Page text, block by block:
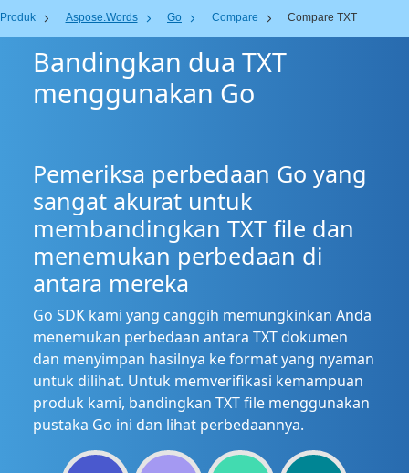
Produk Aspose.Words Go Compare Compare TXT
Bandingkan dua TXT
menggunakan Go
Pemeriksa perbedaan Go yang
sangat akurat untuk
membandingkan TXT file dan
menemukan perbedaan di
antara mereka
Go SDK kami yang canggih memungkinkan Anda
menemukan perbedaan antara TXT dokumen
dan menyimpan hasilnya ke format yang nyaman
untuk dilihat. Untuk memverifikasi kemampuan
produk kami, bandingkan TXT file menggunakan
pustaka Go ini dan lihat perbedaannya.